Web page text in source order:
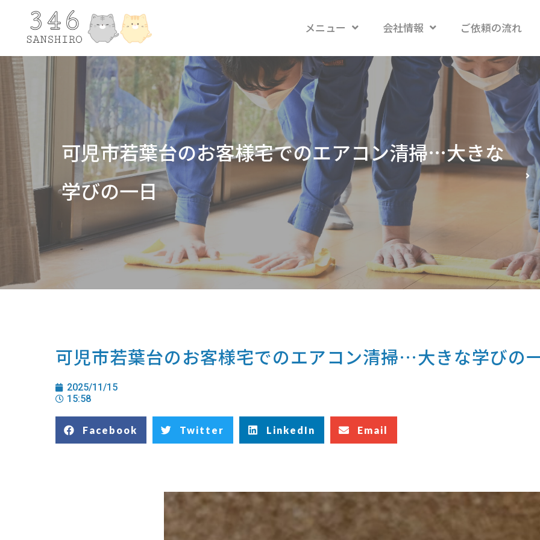
メニュー 会社情報 ご依頼の流れ
可児市若葉台のお客様宅でのエアコン清掃…大きな
学びの一日
可児市若葉台のお客様宅でのエアコン清掃…大きな学びの
2025/11/15
15:58
Facebook Twitter LinkedIn Email